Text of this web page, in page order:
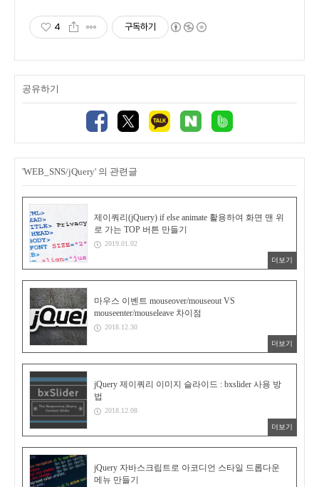
4 구독하기
공유하기
'WEB_SNS/jQuery' 의 관련글
제이쿼리(jQuery) if else animate 활용하여 화면 맨 위
로 가는 TOP 버튼 만들기
2019.01.02
더보기
마우스 이벤트 mouseover/mouseout VS
mouseenter/mouseleave 차이점
2018.12.30
더보기
jQuery 제이쿼리 이미지 슬라이드 : bxslider 사용 방
법
2018.12.08
더보기
jQuery 자바스크립트로 아코디언 스타일 드롭다운
메뉴 만들기